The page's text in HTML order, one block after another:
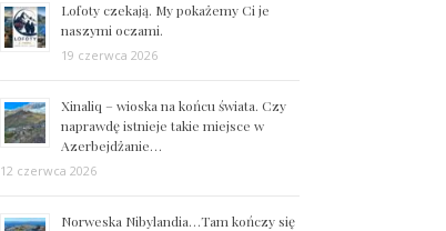
Lofoty czekają. My pokażemy Ci je
naszymi oczami.
19 czerwca 2026
Xinaliq – wioska na końcu świata. Czy
naprawdę istnieje takie miejsce w
Azerbejdżanie…
12 czerwca 2026
Norweska Nibylandia…Tam kończy się